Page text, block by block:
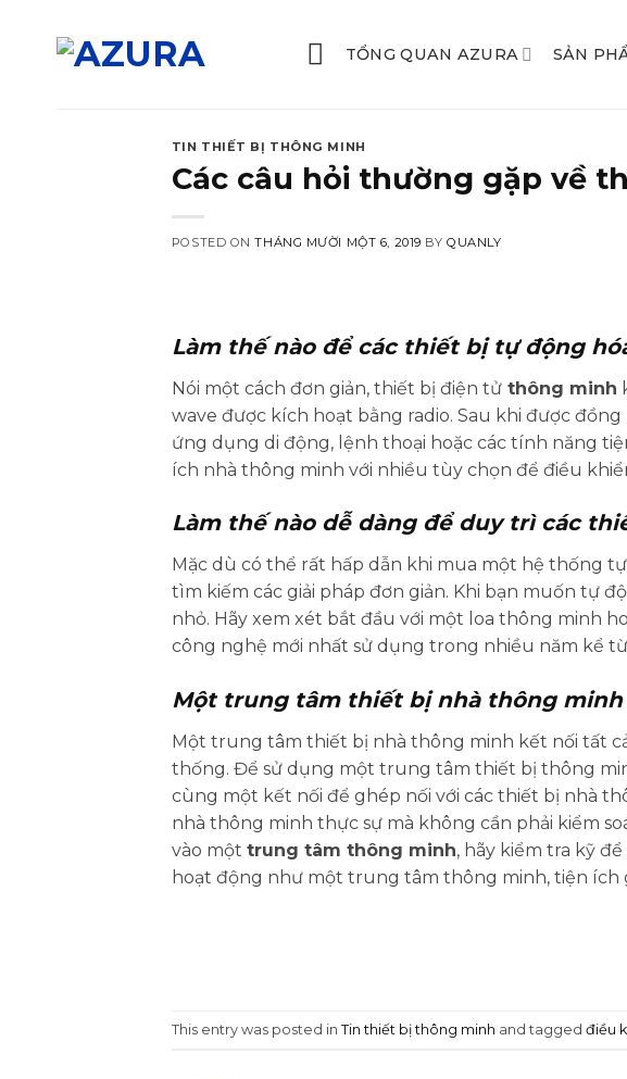
TỔNG QUAN AZURA SẢN
TIN THIẾT BỊ THÔNG MINH
Các câu hỏi thường gặp về
POSTED ONTHÁNG MƯỜI MỘT 6, 2019 BYQUANLY
Làm thế nào để các thiết bị tự động
Nói một cách đơn giản, thiết bị điện tửthông minh
wave được kích hoạt bằng radio. Sau khi được đồng
ứng dụng di động, lệnh thoại hoặc các tính năng
ích nhà thông minh với nhiều tùy chọn để điều
Làm thế nào dễ dàng để duy trì các
Mặc dù có thể rất hấp dẫn khi mua một hệ thống
tìm kiếm các giải pháp đơn giản. Khi bạn muốn tự
nhỏ. Hãy xem xét bắt đầu với một loa thông minh
công nghệ mới nhất sử dụng trong nhiều năm kể từ
Một trung tâm thiết bị nhà thông minh
Một trung tâm thiết bị nhà thông minh kết nối tất
thống. Để sử dụng một trung tâm thiết bị thông
cùng một kết nối để ghép nối với các thiết bị nhà
nhà thông minh thực sự mà không cần phải kiểm
vào một trung tâm thông minh, hãy kiểm tra kỹ
hoạt động như một trung tâm thông minh, tiện ích
This entry was posted in Tin thiết bị thông minh and tagged điều